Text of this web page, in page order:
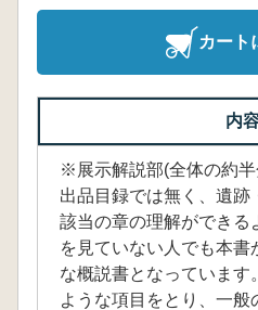
カート
内
※展示解説部(全体の約
出品目録では無く、遺跡
該当の章の理解ができる
を見ていない人でも本書
な概説書となっています
ような項目をとり、一般